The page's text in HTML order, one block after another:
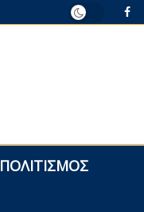
ΠΟΛΙΤΙΣΜΌΣ